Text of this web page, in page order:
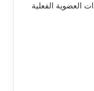
العضوية الفعلية